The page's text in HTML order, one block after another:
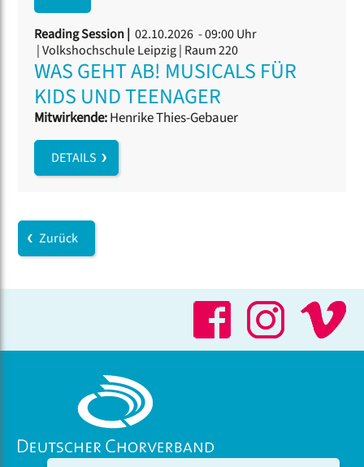
Reading Session | 02.10.2026 - 09:00 Uhr
| Volkshochschule Leipzig | Raum 220
WAS GEHT AB! MUSICALS FÜR
KIDS UND TEENAGER
Mitwirkende:Henrike Thies-Gebauer
DETAILS
Zurück